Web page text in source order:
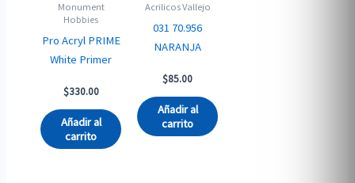
Monument
Hobbies
Pro Acryl PRIME
White Primer
$330.00
Añadir al
carrito
Acrilicos Vallejo
031 70.956
NARANJA
$85.00
Añadir al
carrito